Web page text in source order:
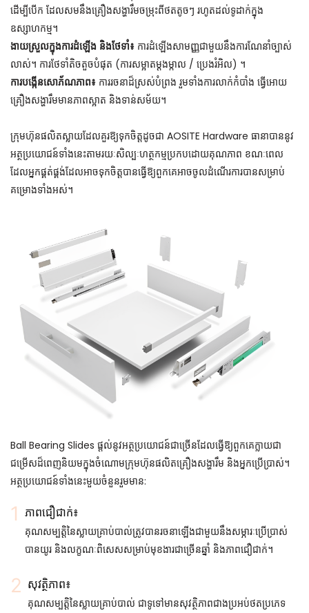
ដើម្បីបើក ដែលសមនឹងគ្រឿងសង្ហារឹមចម្រុះពីថតតូចៗ រហូតដល់ទូដាក់ក្នុង
ឧស្សាហកម្ម។
ងាយស្រួលក្នុងការដំឡើង និងថែទាំ៖ ការដំឡើងសាមញ្ញជាមួយនឹងការណែនាំច្បាស់
លាស់។ ការថែទាំតិចតួចបំផុត (ការសម្អាតម្តងម្កាល / ប្រេងរំអិល) ។
ការបង្កើនសោភ័ណភាព៖ ការរចនាដ៏ស្រស់បំព្រង រួមទាំងការលាក់កំបាំង ធ្វើអោយ
គ្រឿងសង្ហារឹមមានភាពស្អាត និងទាន់សម័យ។
ក្រុមហ៊ុនផលិតស្លាយដែលគួរឱ្យទុកចិត្តដូចជា AOSITE Hardware ធានាបាននូវ
អត្ថប្រយោជន៍ទាំងនេះតាមរយៈសិល្បៈហត្ថកម្មប្រកបដោយគុណភាព ខណៈពេល
ដែលអ្នកផ្គត់ផ្គង់ដែលអាចទុកចិត្តបានធ្វើឱ្យពួកគេអាចចូលដំណើរការបានសម្រាប់
គម្រោងទាំងអស់។
Ball Bearing Slides ផ្តល់នូវអត្ថប្រយោជន៍ជាច្រើនដែលធ្វើឱ្យពួកគេក្លាយជា
ជម្រើសដ៏ពេញនិយមក្នុងចំណោមក្រុមហ៊ុនផលិតគ្រឿងសង្ហារឹម និងអ្នកប្រើប្រាស់។
អត្ថប្រយោជន៍ទាំងនេះមួយចំនួនរួមមាន:
ភាពជឿជាក់៖
គុណសម្បត្តិនៃស្លាយគ្រាប់បាល់ត្រូវបានរចនាឡើងជាមួយនឹងសម្ភារៈប្រើប្រាស់
បានយូរ និងលក្ខណៈពិសេសសម្រាប់មុខងារជាច្រើនឆ្នាំ និងភាពជឿជាក់។
សុវត្ថិភាព៖
គុណសម្បត្តិនៃស្លាយគ្រាប់បាល់ ជាទូទៅមានសុវត្ថិភាពជាងប្រអប់ថតប្រភេទ